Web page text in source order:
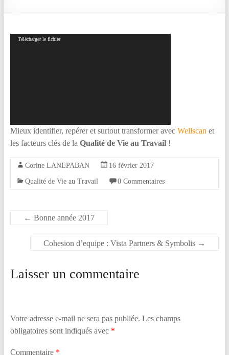
fait
Lecteur
Télécharger le fichier
Mieux identifier, repérer et surtout transformer avec Wellscan et
les facteurs clés de la Qualité de Vie au Travail!
Corine LANEPABAN 16 février 2017
Qualité de Vie au Travail 0 Commentaires
← Bonne année 2017
Cohesion d’equipe : Vista Partners & Symbolis →
Laisser un commentaire
Votre adresse e-mail ne sera pas publiée. Les champs
obligatoires sont indiqués avec *
Commentaire *